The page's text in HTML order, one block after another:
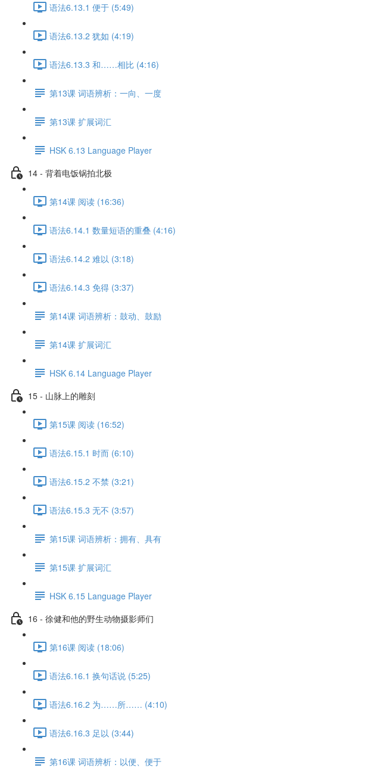
语法6.13.1 便于 (5:49)
语法6.13.2 犹如 (4:19)
语法6.13.3 和……相比 (4:16)
第13课 词语辨析：一向、一度
第13课 扩展词汇
HSK 6.13 Language Player
14 - 背着电饭锅拍北极
第14课 阅读 (16:36)
语法6.14.1 数量短语的重叠 (4:16)
语法6.14.2 难以 (3:18)
语法6.14.3 免得 (3:37)
第14课 词语辨析：鼓动、鼓励
第14课 扩展词汇
HSK 6.14 Language Player
15 - 山脉上的雕刻
第15课 阅读 (16:52)
语法6.15.1 时而 (6:10)
语法6.15.2 不禁 (3:21)
语法6.15.3 无不 (3:57)
第15课 词语辨析：拥有、具有
第15课 扩展词汇
HSK 6.15 Language Player
16 - 徐健和他的野生动物摄影师们
第16课 阅读 (18:06)
语法6.16.1 换句话说 (5:25)
语法6.16.2 为……所…… (4:10)
语法6.16.3 足以 (3:44)
第16课 词语辨析：以便、便于